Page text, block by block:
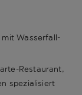
Wasserfall-
Restaurant,
spezialisiert